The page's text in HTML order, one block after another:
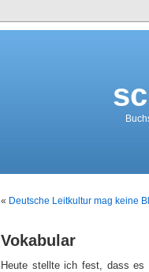
« Deutsche Leitkultur mag keine
Vokabular
Heute stellte ich fest, dass es